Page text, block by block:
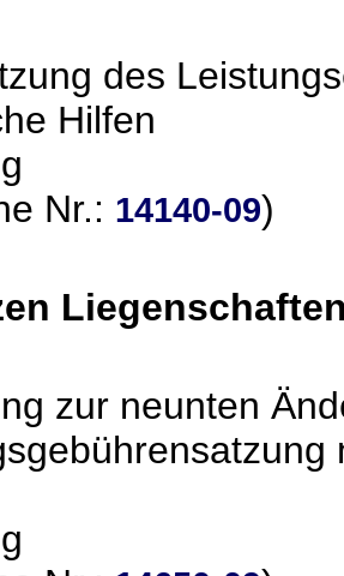
des
Hilfen
Nr.: 14140-09)
zur neunten